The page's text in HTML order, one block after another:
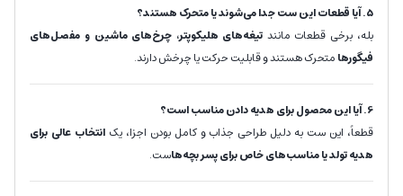
5. آیا قطعات این ست جدا می‌شوند یا متحرک هستند؟
بله، برخی قطعات مانند تیغه‌های هلیکوپتر، چرخ‌های ماشین و مفصل‌های
فیگورهامتحرک هستند و قابلیت حرکت یا چرخش دارند.
6. آیا این محصول برای هدیه دادن مناسب است؟
قطعاً، این ست به دلیل طراحی جذاب و کامل بودن اجزا، یک انتخاب عالی برای
هدیه تولد یا مناسب‌های خاص برای پسر بچه‌هاست.